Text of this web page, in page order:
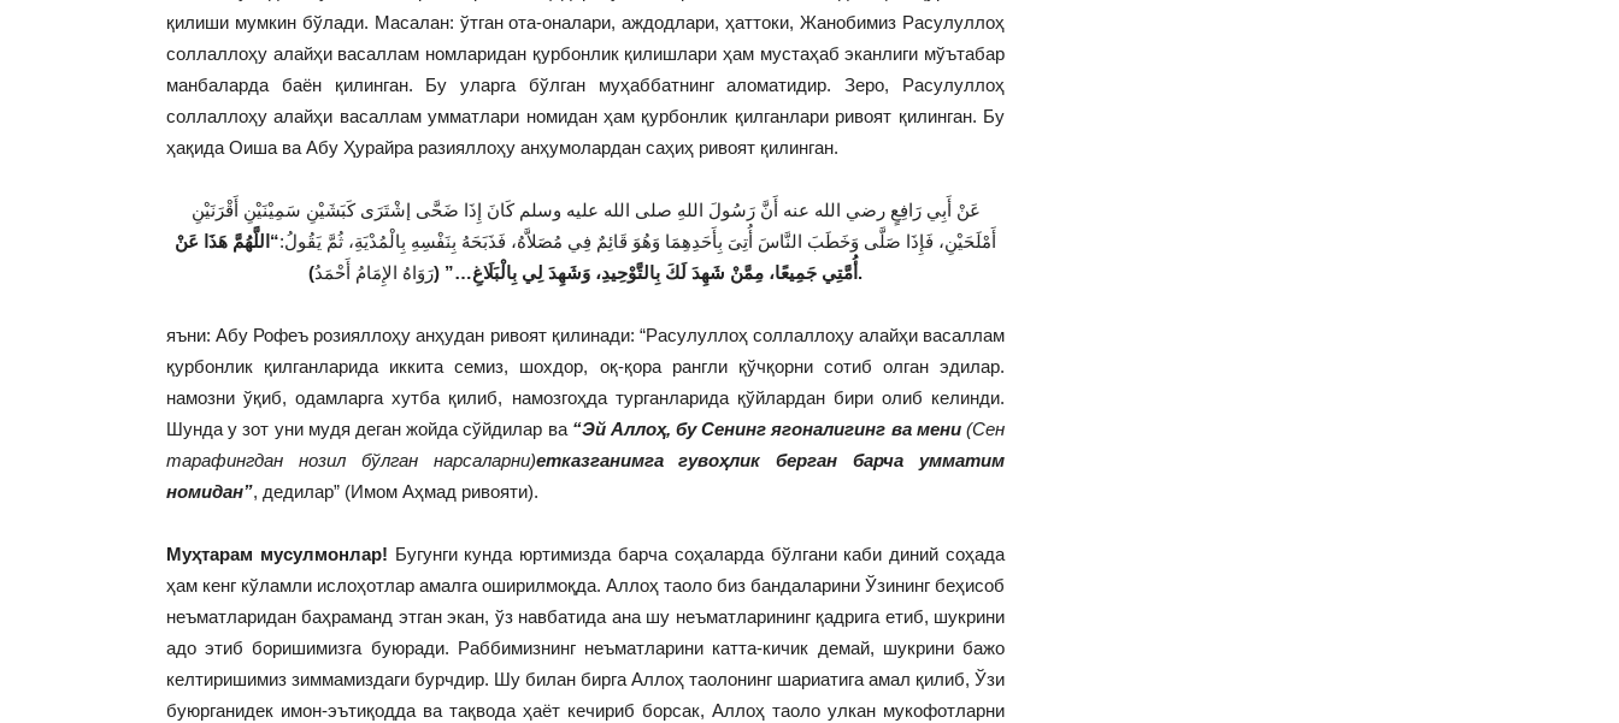
қилиши мумкин бўлади. Масалан: ўтган ота-оналари, аждодлари, ҳаттоки, Жанобимиз Расулуллоҳ
соллаллоҳу алайҳи васаллам номларидан қурбонлик қилишлари ҳам мустаҳаб эканлиги мўътабар
манбаларда баён қилинган. Бу уларга бўлган муҳаббатнинг аломатидир. Зеро, Расулуллоҳ
соллаллоҳу алайҳи васаллам умматлари номидан ҳам қурбонлик қилганлари ривоят қилинган. Бу
ҳақида Оиша ва Абу Ҳурайра разияллоҳу анҳумолардан саҳиҳ ривоят қилинган.
عَنْ أَبِي رَافِعٍ رضي الله عنه أَنَّ رَسُولَ اللهِ صلى الله عليه وسلم كَانَ إِذَا ضَحَّى إشْتَرَى كَبَشَيْنِ سَمِيْنَيْنِ أَقْرَنَيْنِ
أَمْلَحَيْنِ، فَإِذَا صَلَّى وَخَطَبَ النَّاسَ أُتِىَ بِأَحَدِهِمَا وَهُوَ قَائِمٌ فِي مُصَلاَّهُ، فَذَبَحَهُ بِنَفْسِهِ بِالْمُدْيَةِ، ثُمَّ يَقُولُ:“اللَّهُمَّ هَذَا عَنْ
أُمَّتِي جَمِيعًا، مِمَّنْ شَهِدَ لَكَ بِالتَّوْحِيدِ، وَشَهِدَ لِي بِالْبَلَاغِ…” (رَوَاهُ الإِمَامُ أَحْمَدُ ).
яъни: Абу Рофеъ розияллоҳу анҳудан ривоят қилинади: “Расулуллоҳ соллаллоҳу алайҳи васаллам
қурбонлик қилганларида иккита семиз, шохдор, оқ-қора рангли қўчқорни сотиб олган эдилар.
намозни ўқиб, одамларга хутба қилиб, намозгоҳда турганларида қўйлардан бири олиб келинди.
Шунда у зот уни мудя деган жойда сўйдилар ва “Эй Аллоҳ, бу Сенинг ягоналигинг ва мени (Сен
тарафингдан нозил бўлган нарсаларни)етказганимга гувоҳлик берган барча умматим
номидан”, дедилар” (Имом Аҳмад ривояти).
Муҳтарам мусулмонлар! Бугунги кунда юртимизда барча соҳаларда бўлгани каби диний соҳада
ҳам кенг кўламли ислоҳотлар амалга оширилмоқда. Аллоҳ таоло биз бандаларини Ўзининг беҳисоб
неъматларидан баҳраманд этган экан, ўз навбатида ана шу неъматларининг қадрига етиб, шукрини
адо этиб боришимизга буюради. Раббимизнинг неъматларини катта-кичик демай, шукрини бажо
келтиришимиз зиммамиздаги бурчдир. Шу билан бирга Аллоҳ таолонинг шариатига амал қилиб, Ўзи
буюрганидек имон-эътиқодда ва тақвода ҳаёт кечириб борсак, Аллоҳ таоло улкан мукофотларни